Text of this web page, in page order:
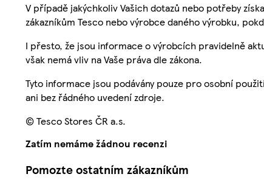
V případě jakýchkoliv Vašich dotazů nebo potřeby
zákazníkům Tesco nebo výrobce daného výrobku,
I přesto, že jsou informace o výrobcích pravidelně
však nemá vliv na Vaše práva dle zákona.
Tyto informace jsou podávány pouze pro osobní
ani bez řádného uvedení zdroje.
© Tesco Stores ČR a.s.
Zatím nemáme žádnou recenzi
Pomozte ostatním zákazníkům